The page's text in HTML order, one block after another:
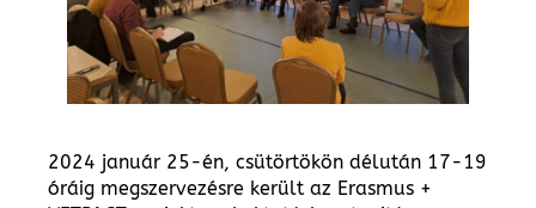
2024 január 25-én, csütörtökön délután 17-19
óráig megszervezésre került az Erasmus +